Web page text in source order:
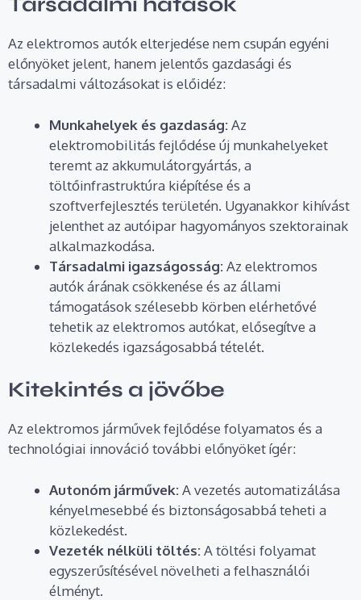
Az elektromos autók elterjedése nem csupán egyéni
előnyöket jelent, hanem jelentős gazdasági és
társadalmi változásokat is előidéz:
Munkahelyek és gazdaság:Az
elektromobilitás fejlődése új munkahelyeket
teremt az akkumulátorgyártás, a
töltőinfrastruktúra kiépítése és a
szoftverfejlesztés területén. Ugyanakkor kihívást
jelenthet az autóipar hagyományos szektorainak
alkalmazkodása.
Társadalmi igazságosság:Az elektromos
autók árának csökkenése és az állami
támogatások szélesebb körben elérhetővé
tehetik az elektromos autókat, elősegítve a
közlekedés igazságosabbá tételét.
Kitekintés a jövőbe
Az elektromos járművek fejlődése folyamatos és a
technológiai innováció további előnyöket ígér:
Autonóm járművek:A vezetés automatizálása
kényelmesebbé és biztonságosabbá teheti a
közlekedést.
Vezeték nélküli töltés:A töltési folyamat
egyszerűsítésével növelheti a felhasználói
élményt.